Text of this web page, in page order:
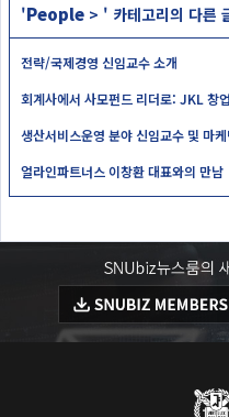
'People> ' 카테고리의 다른
전략/국제경영 신임교수 소개
생산서비스운영 분야 신임교수 및 마
얼라인파트너스 이창환 대표와의 만남